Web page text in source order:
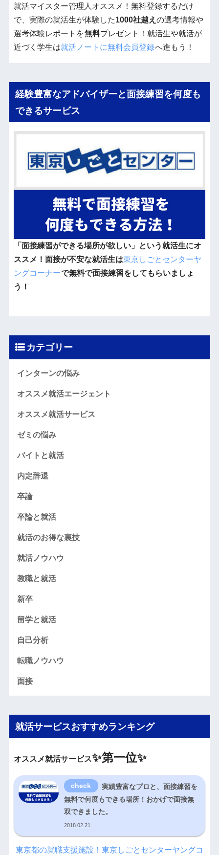
就活マイスター管理人オススメ！無料登録するだけ
で、実際の就活生が体験した1000社越え の選考情報や
選考体験レポートを無料プレゼント！就活生や就活が
近づく学生は就活ノートに無料会員登録へ進もう！
経験豊富なアドバイザーと面接練習を何度も
できるサービス
「面接練習ができる場所が欲しい」という就活生にオ
ススメ！面接が不安な就活生は東京しごとセンターヤ
ングコーナーで無料で面接練習をしてもらいましょ
う！
カテゴリー
インターンの悩み
オススメ就活エージェント
オススメ就活サービス
ゼミの悩み
バイトと就活
内定辞退
卒論
卒論と就活
就活のお得な裏技
就活ノウハウ
教職と就活
新卒
留学と就活
自己分析
転職ノウハウ
面接
就活サービスおすすめランキング
オススメ就活サービス✨第一位✨
実績豊富なプロと、面接練習を
無料で何度もできる場所！おかげで面接無
双できました。
2018.02.21
東京都の就職支援施設！東京しごとセンターヤングコ